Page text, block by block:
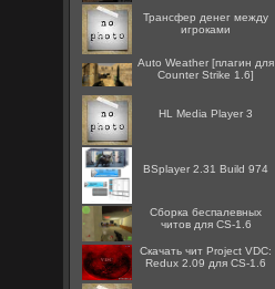
Трансфер денег между
игроками
Auto Weather [плагин для
Counter Strike 1.6]
HL Media Player 3
BSplayer 2.31 Build 974
Сборка беспалевных
читов для CS-1.6
Скачать чит Project VDC:
Redux 2.09 для CS-1.6